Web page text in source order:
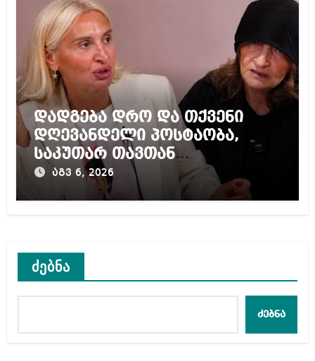
დადგება დრო და თქვენი
დღევანდელი პოსტაობა,
საკუთარ თავთან
შეგარცხვენთ – ეკა კუპატაძე
ნანუკა ჟორჟოლიანს
აგვ 6, 2026
ძებნა
ძებნა